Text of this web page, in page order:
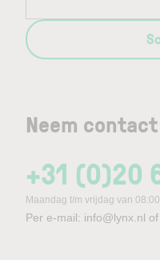
Neem
+31 (0)20
Maandag t/m vrijdag van
Per e-mail: info@lynx.nl of